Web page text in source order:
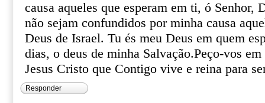
causa aqueles que esperam em ti, ó Senhor,
não sejam confundidos por minha causa
Deus de Israel. Tu és meu Deus em quem
dias, o deus de minha Salvação.Peço-vos
Jesus Cristo que Contigo vive e reina para
Responder